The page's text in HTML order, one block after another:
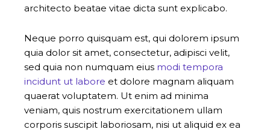
architecto beatae vitae dicta sunt explicabo.
Neque porro quisquam est, qui dolorem ipsum
quia dolor sit amet, consectetur, adipisci velit,
sed quia non numquam eius modi tempora
incidunt ut labore et dolore magnam aliquam
quaerat voluptatem. Ut enim ad minima
veniam, quis nostrum exercitationem ullam
corporis suscipit laboriosam, nisi ut aliquid ex ea